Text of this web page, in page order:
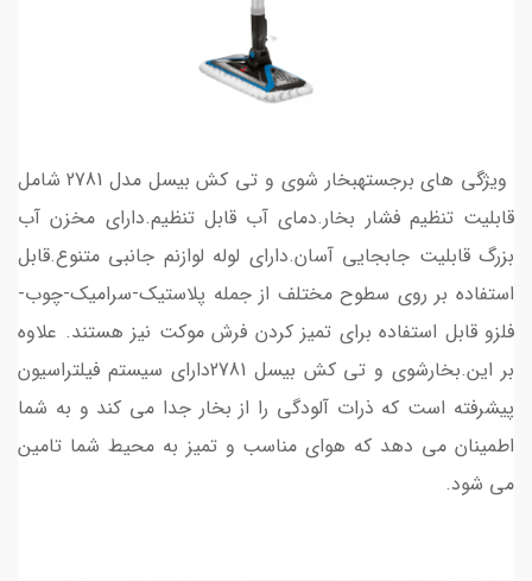
ویژگی های برجستهبخار شوی و تی کش بیسل مدل 2781 شامل
قابلیت تنظیم فشار بخار.دمای آب قابل تنظیم.دارای مخزن آب
بزرگ قابلیت جابجایی آسان.دارای لوله لوازنم جانبی متنوع.قابل
استفاده بر روی سطوح مختلف از جمله پلاستیک-سرامیک-چوب-
فلزو قابل استفاده برای تمیز کردن فرش موکت نیز هستند. علاوه
بر این.بخارشوی و تی کش بیسل 2781دارای سیستم فیلتراسیون
پیشرفته است که ذرات آلودگی را از بخار جدا می کند و به شما
اطمینان می دهد که هوای مناسب و تمیز به محیط شما تامین
می شود.